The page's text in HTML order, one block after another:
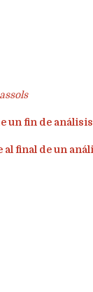
un fin de
al final de un